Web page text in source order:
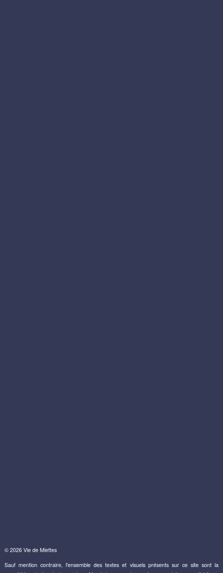
© 2026 Vie de Miettes
Sauf mention contraire, l'ensemble des textes et visuels présents sur ce site sont la